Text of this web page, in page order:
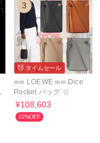
3
タイムセール
∞∞ LOEWE ∞∞ Dice
Pocket バッグ ☆
¥108,603
15%OFF